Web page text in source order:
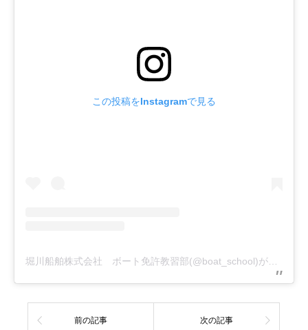
この投稿をInstagramで見る
前の記事 次の記事